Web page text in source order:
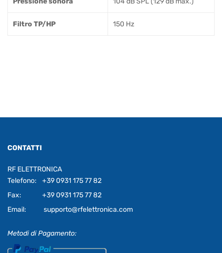
Filtro TP/HP 150 Hz
CONTATTI
RF ELETTRONICA
Telefono:
+39 0931 175 77 82
Fax:
+39 0931 175 77 82
Email:
supporto@rfelettronica.com
Metodi di Pagamento: